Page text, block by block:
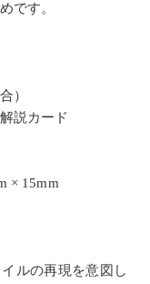
です。
）
説カード
× 15mm
ルの再現を意図し